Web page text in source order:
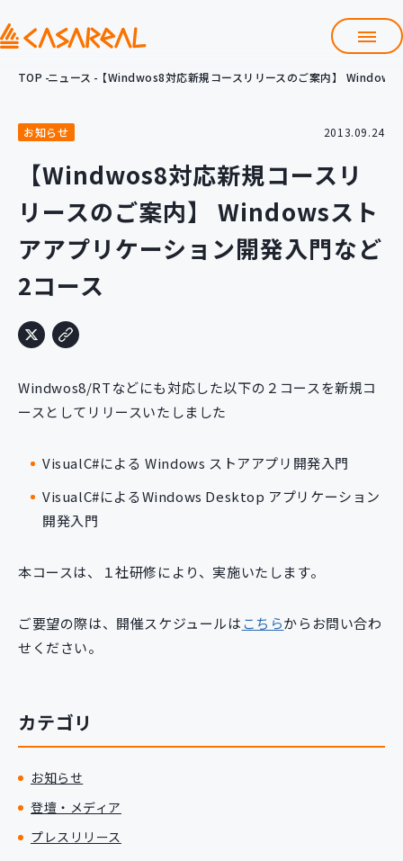
会社情報
サービス
プロダクト開発支援
クラウド導入支援 Git導入支援
システム構築支援
定型コース
新規開発サービス
導入事例
採用情報
Contact
TOP ニュース 【Windwos8対応新規コースリリースのご案内】 Windows
お知らせ 2013.09.24
【Windwos8対応新規コースリ
リースのご案内】 Windowsスト
アアプリケーション開発入門など
2コース
Windwos8/RTなどにも対応した以下の２コースを新規コ
ースとしてリリースいたしました
VisualC#による Windows ストアアプリ開発入門
VisualC#によるWindows Desktop アプリケーション
開発入門
本コースは、１社研修により、実施いたします。
ご要望の際は、開催スケジュールはこちらからお問い合わ
せください。
カテゴリ
お知らせ
登壇・メディア
プレスリリース